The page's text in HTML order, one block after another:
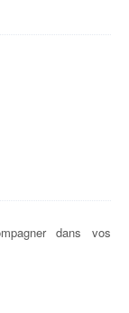
dans vos